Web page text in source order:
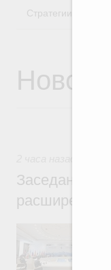
Стратегии
Заседание
расширенном